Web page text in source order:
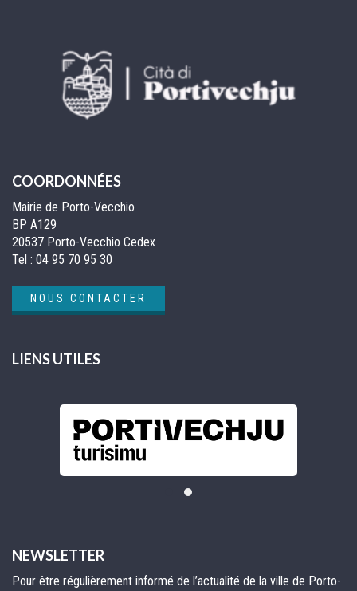
COORDONNÉES
Mairie de Porto-Vecchio
BP A129
20537 Porto-Vecchio Cedex
Tel : 04 95 70 95 30
NOUS CONTACTER
LIENS UTILES
NEWSLETTER
Pour être régulièrement informé de l’actualité de la ville de Porto-